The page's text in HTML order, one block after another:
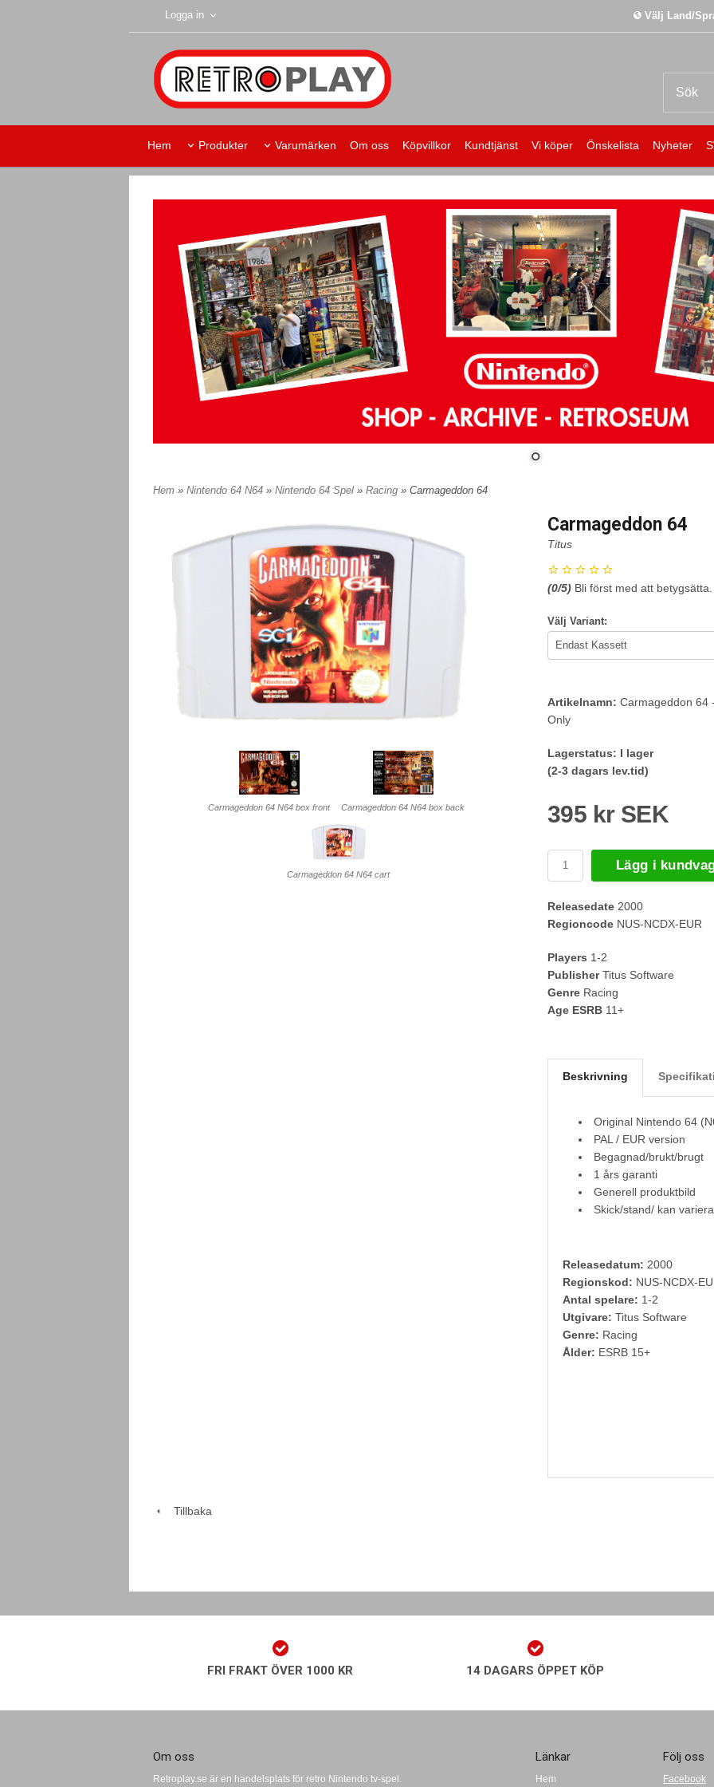
Logga in Välj Land/
Hem Produkter Varumärken Om oss Köpvillkor Kundtjänst Vi köper Önskelista Nyheter
Hem » Nintendo 64 N64 » Nintendo 64 Spel » Racing » Carmageddon 64
Carmageddon 64 N64 box front Carmageddon 64 N64 box back
Carmageddon 64 N64 cart
Carmageddon 64
Titus
(0/5) Bli först med att betygsätta.
Välj Variant:
Artikelnamn: Carmageddon 64
Only
Lagerstatus: I lager
(2-3 dagars lev.tid)
395 kr SEK
Lägg i
Releasedate 2000
Regioncode NUS-NCDX-EUR
Players 1-2
PublisherTitus Software
Genre Racing
Age ESRB 11+
Beskrivning
Original Nintendo 64
PAL / EUR version
Begagnad/brukt/brugt
1 års garanti
Generell produktbild
Skick/stand/ kan variera
Releasedatum: 2000
Regionskod: NUS-NCDX-
Antal spelare: 1-2
Utgivare: Titus Software
Genre: Racing
Ålder: ESRB 15+
Tillbaka
FRI FRAKT ÖVER 1000 KR 14 DAGARS ÖPPET KÖP
Om oss
Retroplay.se är en handelsplats för retro Nintendo tv-spel.
Länkar
Hem
Följ oss
Facebook